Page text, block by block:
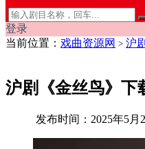
登录
当前位置： 戏曲资源网 > 沪剧
沪剧《金丝鸟》下
发布时间：2025年5月